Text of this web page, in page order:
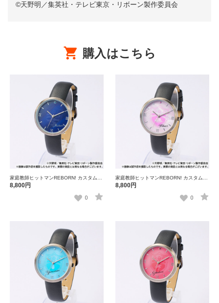
©天野明／集英社・テレビ東京・リボーン製作委員会
購入はこちら
家庭教師ヒットマンREBORN! カスタムウ
ォッチ 六道骸
8,800円
0
家庭教師ヒットマンREBORN! カスタムウ
ォッチ 雲雀恭弥
8,800円
0